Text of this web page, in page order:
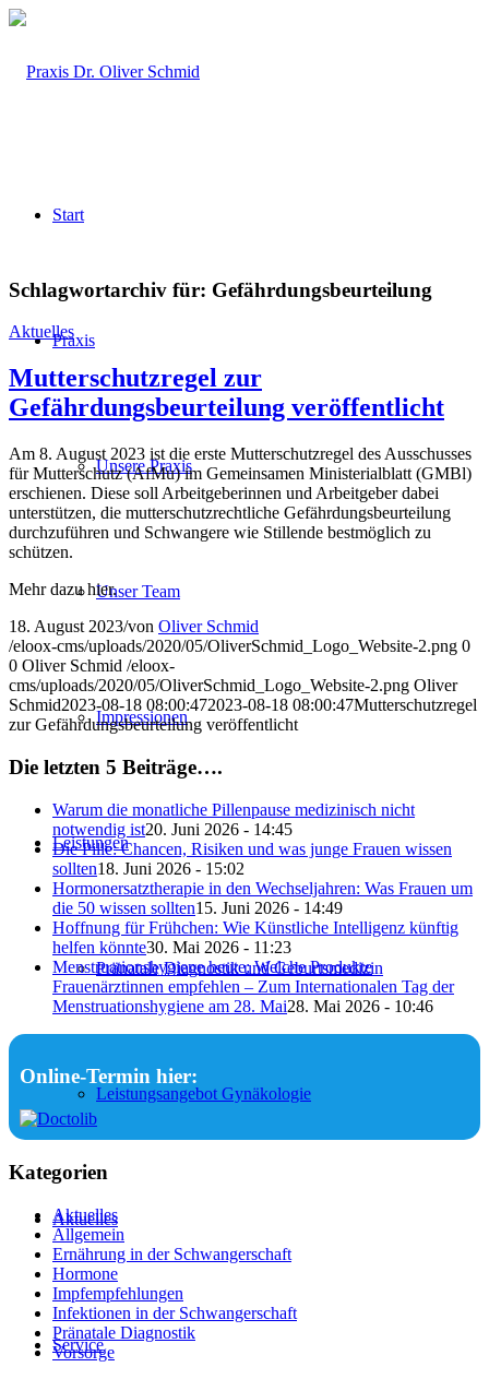
Start
Praxis
Unsere Praxis
Unser Team
Impressionen
Leistungen
Pränatale Diagnostik und Geburtsmedizin
Leistungsangebot Gynäkologie
Aktuelles
Service
Schlagwortarchiv für: Gefährdungsbeurteilung
Aktuelles
Mutterschutzregel zur
Gefährdungsbeurteilung veröffentlicht
Am 8. August 2023 ist die erste Mutterschutzregel des Ausschusses
für Mutterschutz (AfMu) im Gemeinsamen Ministerialblatt (GMBl)
erschienen. Diese soll Arbeitgeberinnen und Arbeitgeber dabei
unterstützen, die mutterschutzrechtliche Gefährdungsbeurteilung
durchzuführen und Schwangere wie Stillende bestmöglich zu
schützen.
Mehr dazu hier.
18. August 2023/von Oliver Schmid
/eloox-cms/uploads/2020/05/OliverSchmid_Logo_Website-2.png 0
0 Oliver Schmid /eloox-
cms/uploads/2020/05/OliverSchmid_Logo_Website-2.png Oliver
Schmid2023-08-18 08:00:472023-08-18 08:00:47Mutterschutzregel
zur Gefährdungsbeurteilung veröffentlicht
Die letzten 5 Beiträge….
Warum die monatliche Pillenpause medizinisch nicht
notwendig ist20. Juni 2026 - 14:45
Die Pille: Chancen, Risiken und was junge Frauen wissen
sollten18. Juni 2026 - 15:02
Hormonersatztherapie in den Wechseljahren: Was Frauen um
die 50 wissen sollten15. Juni 2026 - 14:49
Hoffnung für Frühchen: Wie Künstliche Intelligenz künftig
helfen könnte30. Mai 2026 - 11:23
Menstruationshygiene heute: Welche Produkte
Frauenärztinnen empfehlen – Zum Internationalen Tag der
Menstruationshygiene am 28. Mai28. Mai 2026 - 10:46
Online-Termin hier:
Kategorien
Aktuelles
Allgemein
Ernährung in der Schwangerschaft
Hormone
Impfempfehlungen
Infektionen in der Schwangerschaft
Pränatale Diagnostik
Vorsorge